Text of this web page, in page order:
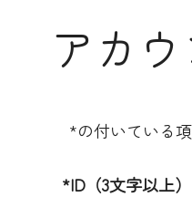
アカ
*の付いている
*ID（3文字以上）